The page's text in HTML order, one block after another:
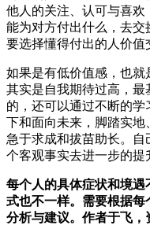
他人的关注、认可与喜欢
能为对方付出什么，去
要选择懂得付出的人价值
如果是有低价值感，也
其实是自我期待过高，
的，还可以通过不断的
下和面向未来，脚踏实
急于求成和拔苗助长。
个客观事实去进一步的提
每个人的具体症状和境
式也不一样。需要根据
分析与建议。作者于飞